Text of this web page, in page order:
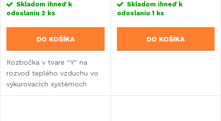
Skladom ihneď k
odoslaniu 2 ks
DO KOŠÍKA
Rozbočka v tvare "Y" na
rozvod teplého vzduchu vo
vykurovacích systémoch
Truma.
Skladom ihneď k
odoslaniu1 ks
DO KOŠÍKA